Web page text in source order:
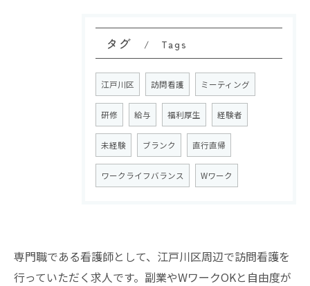
タグ Tags
江戸川区 訪問看護 ミーティング
研修 給与 福利厚生 経験者
未経験 ブランク 直行直帰
ワークライフバランス Wワーク
専門職である看護師として、江戸川区周辺で訪問看護を
行っていただく求人です。副業やWワークOKと自由度が
お問い合わせはこちら